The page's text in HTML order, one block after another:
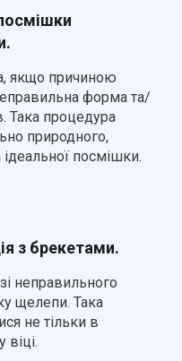
якщо причиною
форма та/
Така процедура
природного,
посмішки.
з брекетами.
неправильного
щелепи. Така
не тільки в